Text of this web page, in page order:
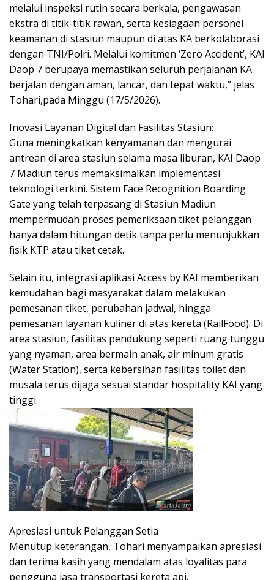
melalui inspeksi rutin secara berkala, pengawasan
ekstra di titik-titik rawan, serta kesiagaan personel
keamanan di stasiun maupun di atas KA berkolaborasi
dengan TNI/Polri. Melalui komitmen ‘Zero Accident’, KAI
Daop 7 berupaya memastikan seluruh perjalanan KA
berjalan dengan aman, lancar, dan tepat waktu,” jelas
Tohari,pada Minggu (17/5/2026).
Inovasi Layanan Digital dan Fasilitas Stasiun:
Guna meningkatkan kenyamanan dan mengurai
antrean di area stasiun selama masa liburan, KAI Daop
7 Madiun terus memaksimalkan implementasi
teknologi terkini. Sistem Face Recognition Boarding
Gate yang telah terpasang di Stasiun Madiun
mempermudah proses pemeriksaan tiket pelanggan
hanya dalam hitungan detik tanpa perlu menunjukkan
fisik KTP atau tiket cetak.
Selain itu, integrasi aplikasi Access by KAI memberikan
kemudahan bagi masyarakat dalam melakukan
pemesanan tiket, perubahan jadwal, hingga
pemesanan layanan kuliner di atas kereta (RailFood). Di
area stasiun, fasilitas pendukung seperti ruang tunggu
yang nyaman, area bermain anak, air minum gratis
(Water Station), serta kebersihan fasilitas toilet dan
musala terus dijaga sesuai standar hospitality KAI yang
tinggi.
Apresiasi untuk Pelanggan Setia
Menutup keterangan, Tohari menyampaikan apresiasi
dan terima kasih yang mendalam atas loyalitas para
pengguna jasa transportasi kereta api.